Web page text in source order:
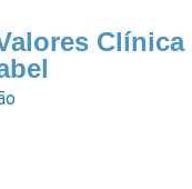
Clínica